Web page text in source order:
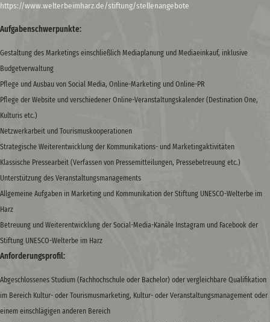
https://www.welterbeimharz.de/stiftung/stellenangebote
Aufgabenschwerpunkte:
Gestaltung des Marketings einschließlich Mediaplanung und Mediaeinkauf, inklusive
Budgetverwaltung
Pflege und Ausbau von Social Media, Online-Marketing und Online-PR
Pflege der Website und verschiedener Online-Veranstaltungskalender (Destination One,
Kulturis etc.)
Netzwerkarbeit und Tourismuskooperationen
Strategische Weiterentwicklung der Kommunikations- und Marketingaktivitäten
Klassische Pressearbeit (Verfassen von Pressemitteilungen, Pressebetreuung etc.)
Unterstützung des Veranstaltungsmanagements
Allgemeine Aufgaben in Marketing und Kommunikation der Stiftung UNESCO-Welterbe im
Harz
Betreuung und Weiterentwicklung der Social-Media-Kanäle Instagram und Facebook der
Stiftung UNESCO-Welterbe im Harz
Anforderungsprofil:
Abgeschlossenes Studium (Fachhochschule oder Bachelor) oder vergleichbare Qualifikation
im Bereich Kultur- oder Tourismusmarketing, Kultur- oder Veranstaltungsmanagement oder
einem einschlägigen anderen Bereich